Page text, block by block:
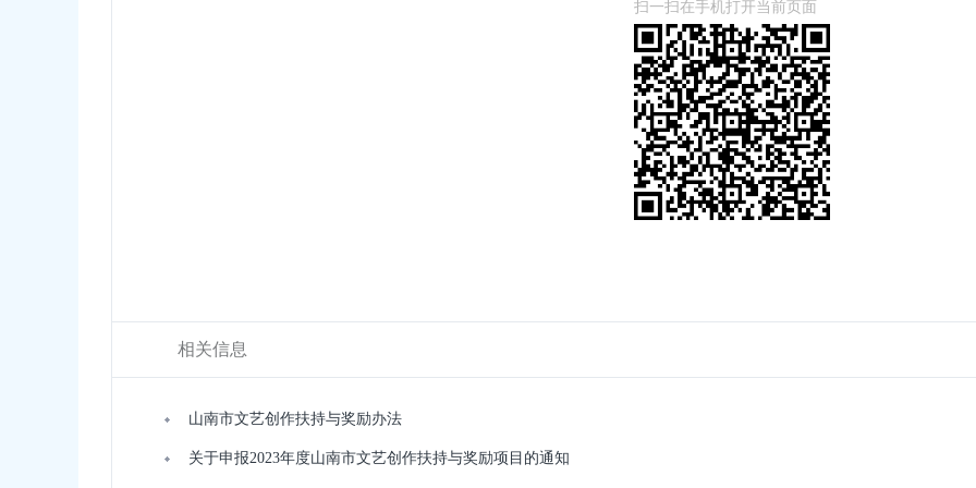
扫一扫在手机打开当前页面
相关信息
山南市文艺创作扶持与奖励办法
关于申报2023年度山南市文艺创作扶持与奖励项目的通知